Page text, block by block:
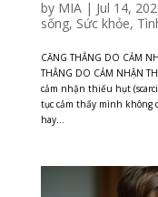
by MIA| Jul 14,
sống, Sức khỏe,
CĂNG THẲNG DO CẢM
THẲNG DO CẢM NHẬN
cảm nhận thiếu hụt
tục cảm thấy mình không
hay...